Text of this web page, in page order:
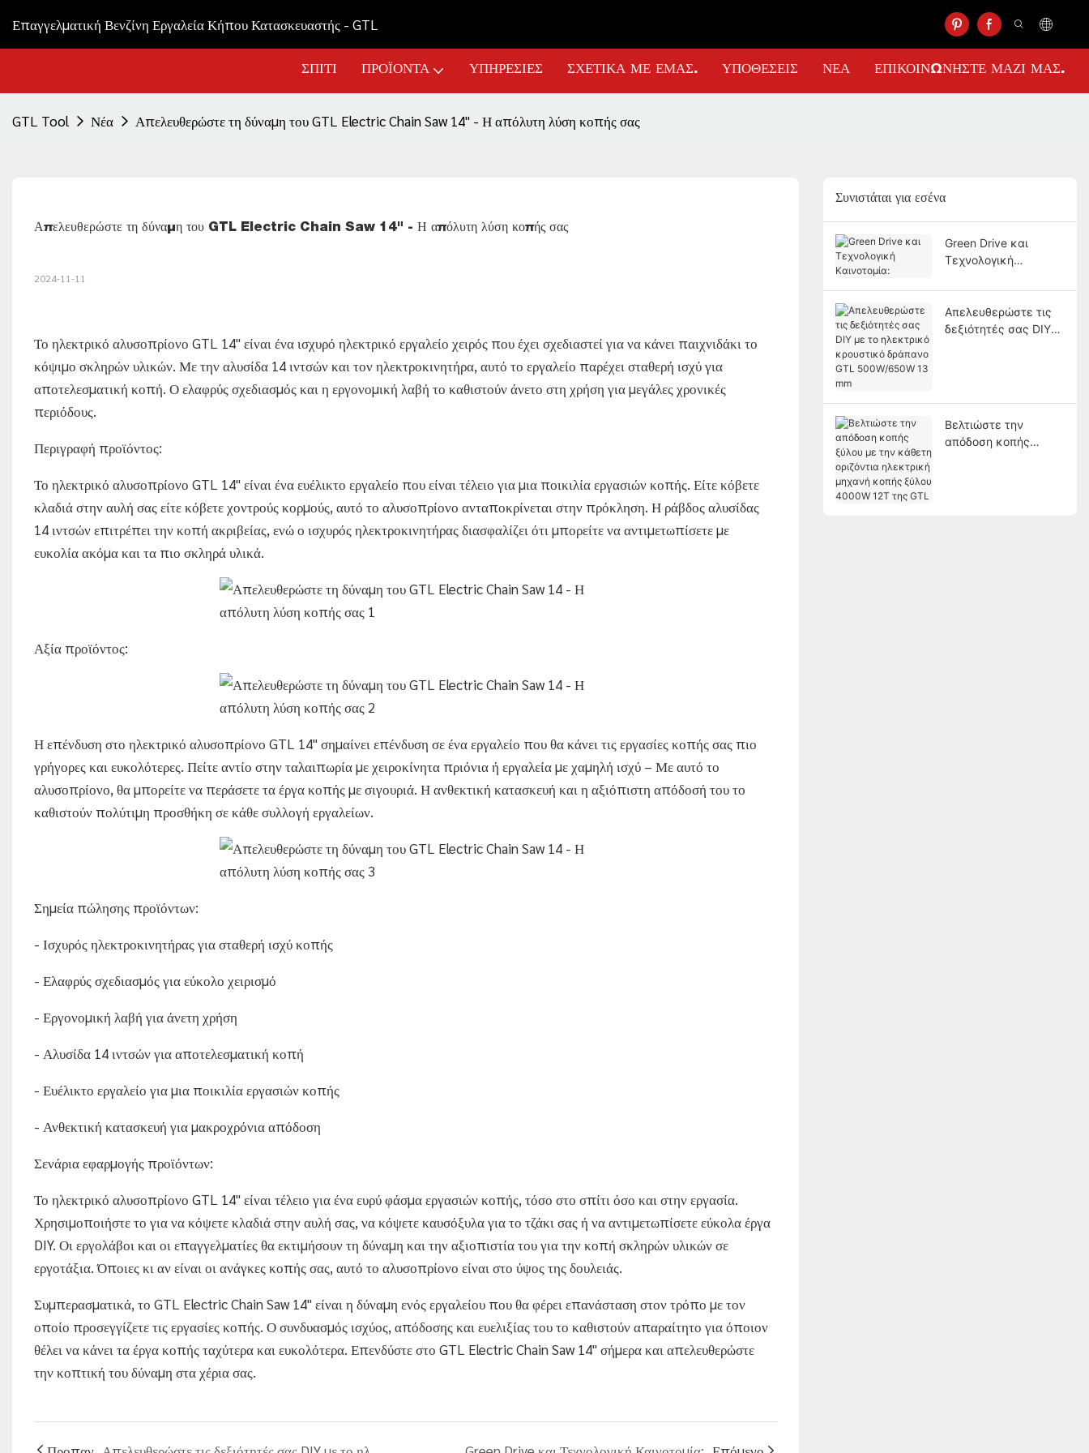
Επαγγελματική Βενζίνη Εργαλεία Κήπου Κατασκευαστής - GTL
ΣΠΊΤΙ ΠΡΟΪΌΝΤΑ ΥΠΗΡΕΣΊΕΣ ΣΧΕΤΙΚΆ ΜΕ ΕΜΆΣ. ΥΠΟΘΈΣΕΙΣ ΝΈΑ ΕΠΙΚΟΙΝΩΝΉΣΤΕ ΜΑΖΊ ΜΑΣ.
GTL Tool Νέα Απελευθερώστε τη δύναμη του GTL Electric Chain Saw 14" - Η απόλυτη λύση κοπής σας
Απελευθερώστε τη δύναμη του GTL Electric Chain Saw 14" - Η απόλυτη λύση κοπής σας
2024-11-11
Το ηλεκτρικό αλυσοπρίονο GTL 14" είναι ένα ισχυρό ηλεκτρικό εργαλείο χειρός που έχει σχεδιαστεί για να κάνει παιχνιδάκι το
κόψιμο σκληρών υλικών. Με την αλυσίδα 14 ιντσών και τον ηλεκτροκινητήρα, αυτό το εργαλείο παρέχει σταθερή ισχύ για
αποτελεσματική κοπή. Ο ελαφρύς σχεδιασμός και η εργονομική λαβή το καθιστούν άνετο στη χρήση για μεγάλες χρονικές
περιόδους.
Περιγραφή προϊόντος:
Το ηλεκτρικό αλυσοπρίονο GTL 14" είναι ένα ευέλικτο εργαλείο που είναι τέλειο για μια ποικιλία εργασιών κοπής. Είτε κόβετε
κλαδιά στην αυλή σας είτε κόβετε χοντρούς κορμούς, αυτό το αλυσοπρίονο ανταποκρίνεται στην πρόκληση. Η ράβδος αλυσίδας
14 ιντσών επιτρέπει την κοπή ακριβείας, ενώ ο ισχυρός ηλεκτροκινητήρας διασφαλίζει ότι μπορείτε να αντιμετωπίσετε με
ευκολία ακόμα και τα πιο σκληρά υλικά.
Αξία προϊόντος:
Η επένδυση στο ηλεκτρικό αλυσοπρίονο GTL 14" σημαίνει επένδυση σε ένα εργαλείο που θα κάνει τις εργασίες κοπής σας πιο
γρήγορες και ευκολότερες. Πείτε αντίο στην ταλαιπωρία με χειροκίνητα πριόνια ή εργαλεία με χαμηλή ισχύ – Με αυτό το
αλυσοπρίονο, θα μπορείτε να περάσετε τα έργα κοπής με σιγουριά. Η ανθεκτική κατασκευή και η αξιόπιστη απόδοσή του το
καθιστούν πολύτιμη προσθήκη σε κάθε συλλογή εργαλείων.
Σημεία πώλησης προϊόντων:
- Ισχυρός ηλεκτροκινητήρας για σταθερή ισχύ κοπής
- Ελαφρύς σχεδιασμός για εύκολο χειρισμό
- Εργονομική λαβή για άνετη χρήση
- Αλυσίδα 14 ιντσών για αποτελεσματική κοπή
- Ευέλικτο εργαλείο για μια ποικιλία εργασιών κοπής
- Ανθεκτική κατασκευή για μακροχρόνια απόδοση
Σενάρια εφαρμογής προϊόντων:
Το ηλεκτρικό αλυσοπρίονο GTL 14" είναι τέλειο για ένα ευρύ φάσμα εργασιών κοπής, τόσο στο σπίτι όσο και στην εργασία.
Χρησιμοποιήστε το για να κόψετε κλαδιά στην αυλή σας, να κόψετε καυσόξυλα για το τζάκι σας ή να αντιμετωπίσετε εύκολα έργα
DIY. Οι εργολάβοι και οι επαγγελματίες θα εκτιμήσουν τη δύναμη και την αξιοπιστία του για την κοπή σκληρών υλικών σε
εργοτάξια. Όποιες κι αν είναι οι ανάγκες κοπής σας, αυτό το αλυσοπρίονο είναι στο ύψος της δουλειάς.
Συμπερασματικά, το GTL Electric Chain Saw 14" είναι η δύναμη ενός εργαλείου που θα φέρει επανάσταση στον τρόπο με τον
οποίο προσεγγίζετε τις εργασίες κοπής. Ο συνδυασμός ισχύος, απόδοσης και ευελιξίας του το καθιστούν απαραίτητο για όποιον
θέλει να κάνει τα έργα κοπής ταχύτερα και ευκολότερα. Επενδύστε στο GTL Electric Chain Saw 14" σήμερα και απελευθερώστε
την κοπτική του δύναμη στα χέρια σας.
Συνιστάται για εσένα
Green Drive και
Τεχνολογική
Απελευθερώστε τις
δεξιότητές σας DIY
Βελτιώστε την
απόδοση κοπής